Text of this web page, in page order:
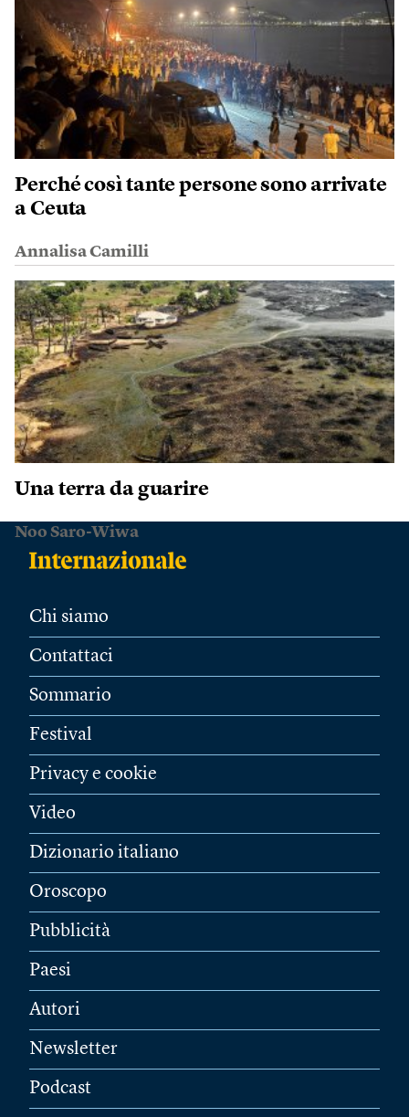
Perché così tante persone sono arrivate
a Ceuta
Annalisa Camilli
Una terra da guarire
Noo Saro-Wiwa
Chi siamo
Contattaci
Sommario
Festival
Privacy e cookie
Video
Dizionario italiano
Oroscopo
Pubblicità
Paesi
Autori
Newsletter
Podcast